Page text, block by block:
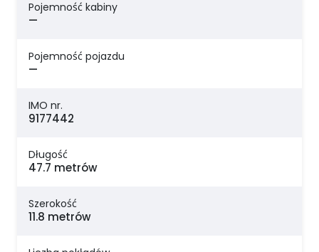
Pojemność kabiny
—
Pojemność pojazdu
—
IMO nr.
9177442
Długość
47.7 metrów
Szerokość
11.8 metrów